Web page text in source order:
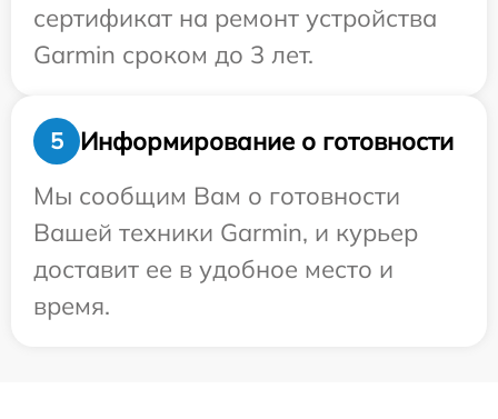
сертификат на ремонт устройства
Garmin сроком до 3 лет.
5
Информирование о готовности
Мы сообщим Вам о готовности
Вашей техники Garmin, и курьер
доставит ее в удобное место и
время.